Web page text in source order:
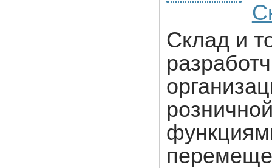
Склад и